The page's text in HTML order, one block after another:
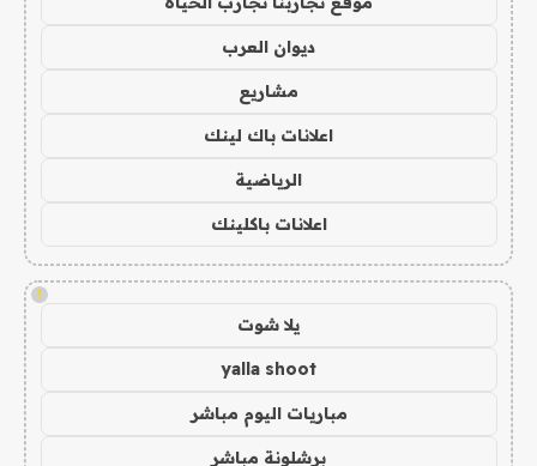
ديوان العرب
مشاريع
اعلانات باك لينك
الرياضية
اعلانات باكلينك
!
يلا شوت
yalla shoot
مباريات اليوم مباشر
برشلونة مباشر